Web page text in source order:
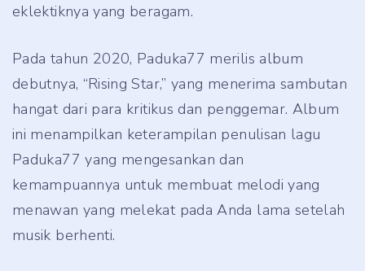
eklektiknya yang beragam.
Pada tahun 2020, Paduka77 merilis album
debutnya, “Rising Star,” yang menerima sambutan
hangat dari para kritikus dan penggemar. Album
ini menampilkan keterampilan penulisan lagu
Paduka77 yang mengesankan dan
kemampuannya untuk membuat melodi yang
menawan yang melekat pada Anda lama setelah
musik berhenti.